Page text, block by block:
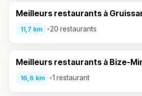
Meilleurs restaurants à
11,7 km •20 restaurants
Meilleurs restaurants à Bize-
16,6 km •1 restaurant